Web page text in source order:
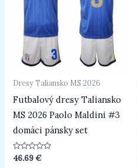
Dresy Taliansko MS 2026
Futbalový dresy Taliansko
MS 2026 Paolo Maldini #3
domáci pánsky set
Hodnotenie
0
46.69€